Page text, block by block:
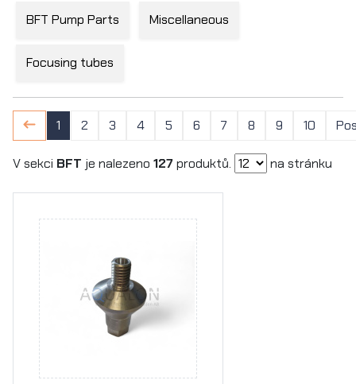
BFT Pump Parts Miscellaneous
Focusing tubes
1 2 3 4 5 6 7 8 9 10
V sekci BFT je nalezeno 127produktů. na stránku